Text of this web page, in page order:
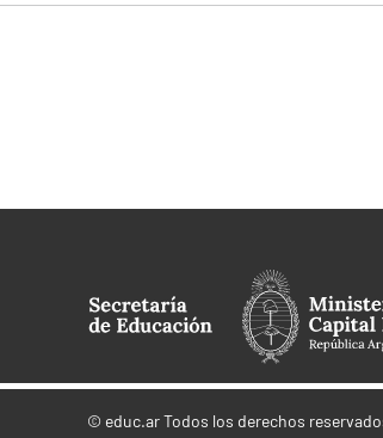
© educ.arTodos los derechos